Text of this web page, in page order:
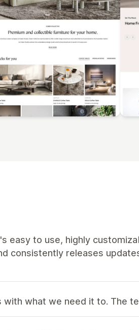
easy to use, highly
consistently releases
with what we need it to. The